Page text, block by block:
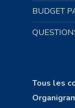
BUDGET
Tous les